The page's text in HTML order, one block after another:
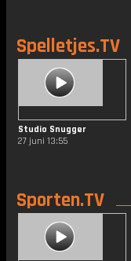
Spelletjes.TV
Studio Snugger
27 juni 13:55
Sporten.TV